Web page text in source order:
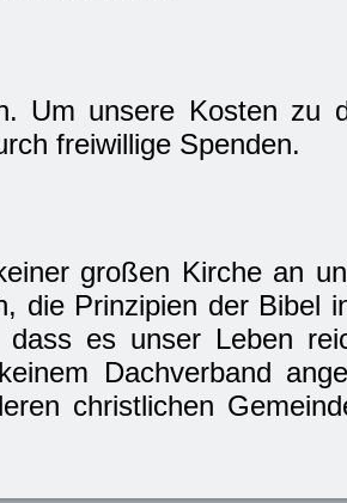
Um unsere Kosten zu
freiwillige Spenden.
großen Kirche an
die Prinzipien der Bibel
es unser Leben
Dachverband
christlichen